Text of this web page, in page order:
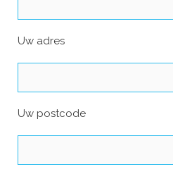
Uw adres
Uw postcode